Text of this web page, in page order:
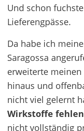
Und schon
Lieferengpässe.
Da habe ich
Saragossa
erweiterte
hinaus und
nicht viel gelernt
Wirkstoffe fehlen
nicht vollständig